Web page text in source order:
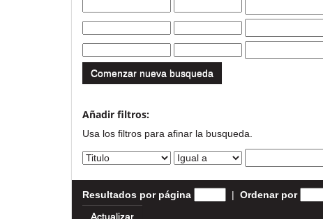
Comenzar nueva busqueda
Añadir filtros:
Usa los filtros para afinar la busqueda.
Resultados por página | Ordenar por